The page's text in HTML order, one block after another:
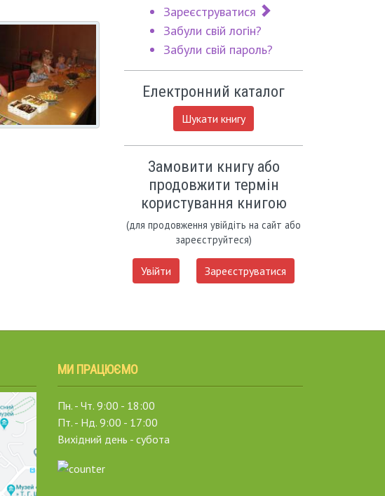
Зареєструватися
Забули свій логін?
Забули свій пароль?
Електронний каталог
Шукати книгу
Замовити книгу або
продовжити термін
користування книгою
(для продовження увійдіть на сайт або
зареєструйтеся)
Увійти Зареєструватися
МИ ПРАЦЮЄМО
Пн. - Чт. 9:00 - 18:00
Пт. - Нд. 9:00 - 17:00
Вихідний день - субота